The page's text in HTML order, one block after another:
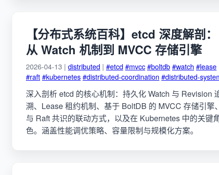
【分布式系统百科】etcd 深度解剖：
从 Watch 机制到 MVCC 存储引擎
2026-04-13 | distributed | #etcd#mvcc#boltdb#watch #lease
#raft#kubernetes#distributed-coordination #distributed-
深入剖析 etcd 的核心机制：持久化 Watch 与 Revision
溯、Lease 租约机制、基于 BoltDB 的 MVCC 存储引擎
与 Raft 共识的联动方式，以及在 Kubernetes 中的关键
色。涵盖性能调优策略、容量限制与规模化方案。